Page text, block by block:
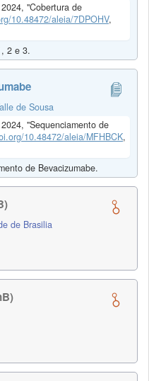
"Cobertura de
10.48472/aleia/7DPOHV,
2 e 3.
de Sousa
"Sequenciamento de
10.48472/aleia/MFHBCK,
de Bevacizumabe.
de Brasilia